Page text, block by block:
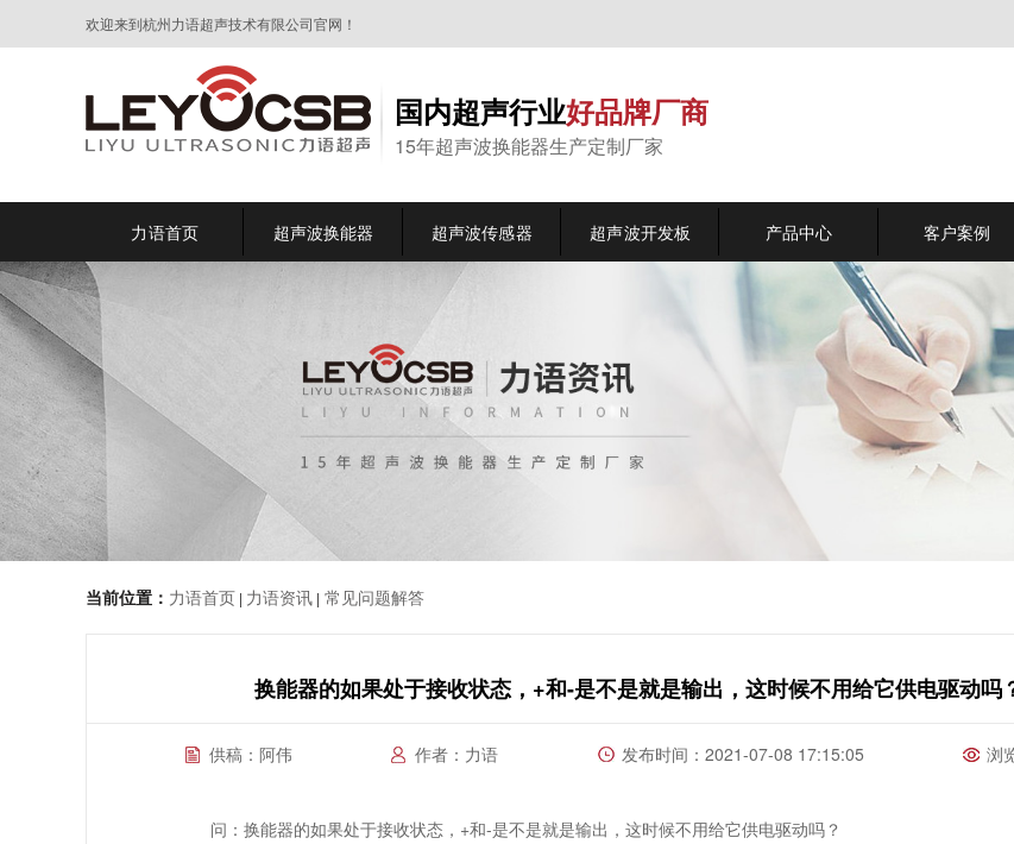
欢迎来到杭州力语超声技术有限公司官网！
国内超声行业好品牌厂商
15年超声波换能器生产定制厂家
力语首页 超声波换能器 超声波传感器 超声波开发板 产品中心 客户案例
当前位置： 力语首页 | 力语资讯 | 常见问题解答
换能器的如果处于接收状态，+和-是不是就是输出，这时候不用给它供电驱动吗
供稿：阿伟 作者：力语 发布时间：2021-07-08 17:15:05 浏
问：换能器的如果处于接收状态，+和-是不是就是输出，这时候不用给它供电驱动吗？